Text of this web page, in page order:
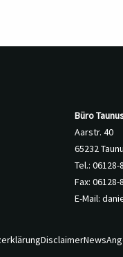
Büro
Aarstr. 40
65232
Tel.: 06128-
Fax: 06128-
E-Mail:
DisclaimerNews